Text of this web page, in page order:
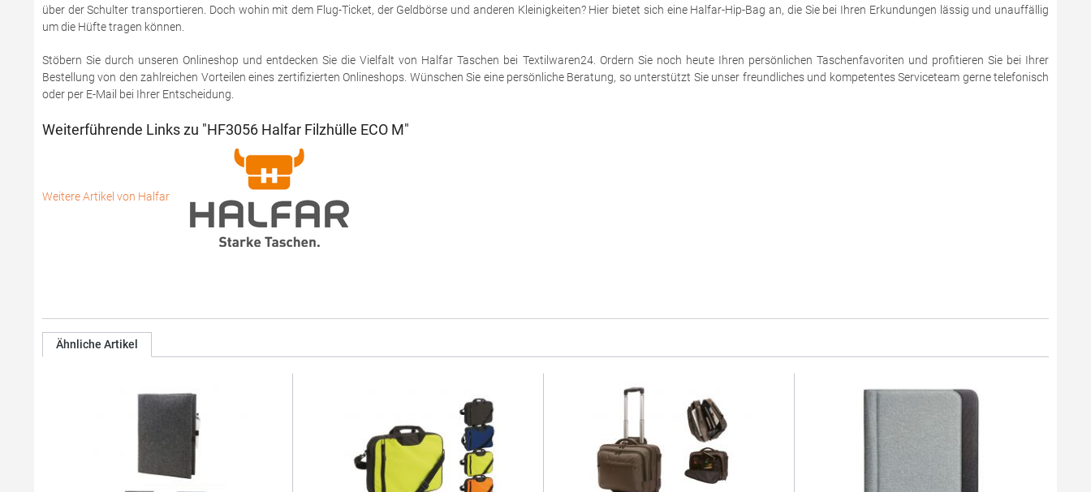
über der Schulter transportieren. Doch wohin mit dem Flug-Ticket, der Geldbörse und anderen Kleinigkeiten? Hier bietet sich eine Halfar-Hip-Bag an, die Sie bei Ihren Erkundungen lässig und unauffällig
um die Hüfte tragen können.
Stöbern Sie durch unseren Onlineshop und entdecken Sie die Vielfalt von Halfar Taschen bei Textilwaren24. Ordern Sie noch heute Ihren persönlichen Taschenfavoriten und profitieren Sie bei Ihrer
Bestellung von den zahlreichen Vorteilen eines zertifizierten Onlineshops. Wünschen Sie eine persönliche Beratung, so unterstützt Sie unser freundliches und kompetentes Serviceteam gerne telefonisch
oder per E-Mail bei Ihrer Entscheidung.
Weiterführende Links zu "HF3056 Halfar Filzhülle ECO M"
Weitere Artikel von Halfar
Ähnliche Artikel